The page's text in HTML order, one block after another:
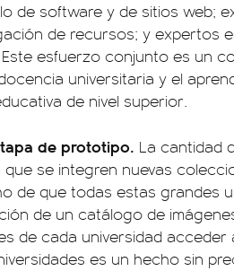
de software y de sitios web;
de recursos; y expertos
esfuerzo conjunto es un
universitaria y el
de nivel superior.
de prototipo. La cantidad
se integren nuevas
de que todas estas grandes
de un catálogo de
de cada universidad acceder
es un hecho sin